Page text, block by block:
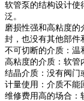
软管泵 的结构设计使
泛。
磨损性强和高粘度的
封，也没有其他部件
不可切断的介质：温
高粘度的介质：软管
结晶介质：没有阀门
计量使用：介质不能
维修费用高的场合：